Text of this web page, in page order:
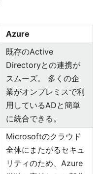
Azure
既存のActive
Directoryとの連携が
スムーズ。 多くの企
業がオンプレミスで利
用しているADと簡単
に統合できる。
Microsoftのクラウド
全体にまたがるセキュ
リティのため、Azure